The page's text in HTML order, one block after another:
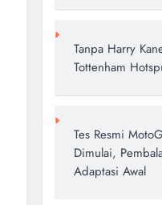
Tanpa Harry
Tottenham
Tes Resmi
Dimulai,
Adaptasi Awal